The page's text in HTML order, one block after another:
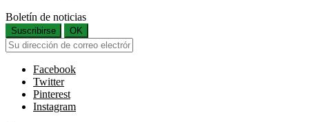
Boletín de noticias
Suscribirse OK
Facebook
Twitter
Pinterest
Instagram